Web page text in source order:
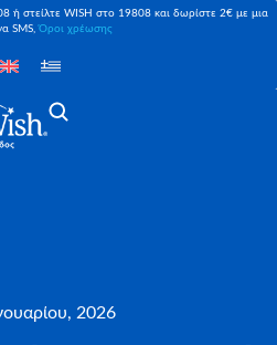
ή στείλτε WISH στο 19808 και δωρίστε 2€ με μια
SMS,Όροι χρέωσης
2026